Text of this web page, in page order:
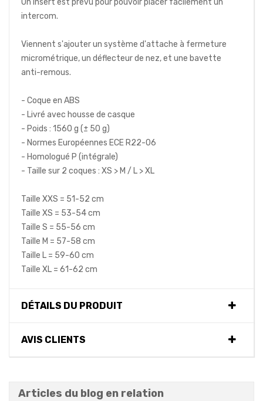
Un insert est prévu pour pouvoir placer facilement un
intercom.
Viennent s'ajouter un système d'attache à fermeture
micrométrique, un déflecteur de nez, et une bavette
anti-remous.
- Coque en ABS
- Livré avec housse de casque
- Poids : 1560 g (± 50 g)
- Normes Européennes ECE R22-06
- Homologué P (intégrale)
- Taille sur 2 coques : XS > M / L > XL
Taille XXS = 51-52 cm
Taille XS = 53-54 cm
Taille S = 55-56 cm
Taille M = 57-58 cm
Taille L = 59-60 cm
Taille XL = 61-62 cm
DÉTAILS DU PRODUIT
AVIS CLIENTS
Articles du blog en relation